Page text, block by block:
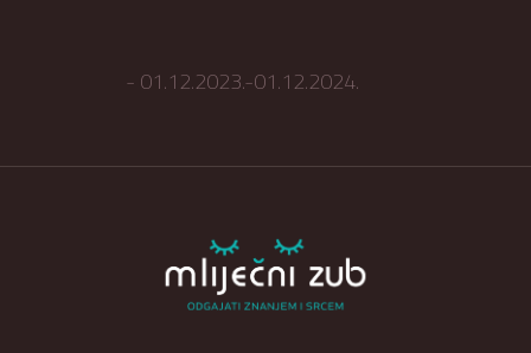
- 01.12.2023.-01.12.2024.